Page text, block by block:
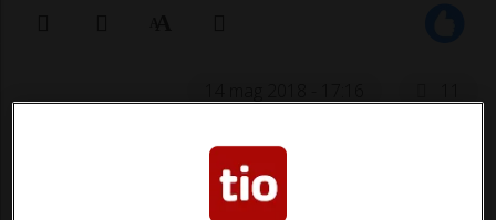
BELLINZONA - Continua a suscitare
interrogativi la potenziale strage alla